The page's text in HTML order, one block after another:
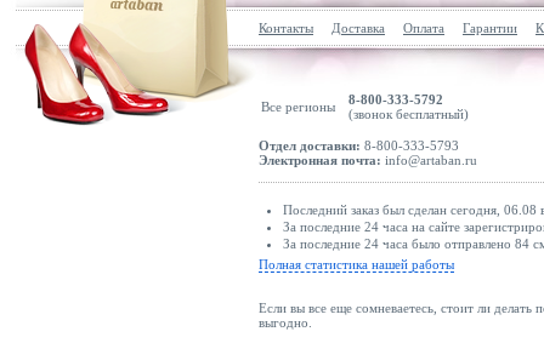
Контакты Доставка Оплата Гарантии
Все регионы
8-800-333-5792
(звонок бесплатный)
Отдел доставки: 8-800-333-5793
Электронная почта: info@artaban.ru
Последний заказ был сделан сегодня,
За последние 24 часа на сайте
За последние 24 часа было отправлено 84
Полная статистика нашей работы
Если вы все еще сомневаетесь, стоит ли делать
выгодно.